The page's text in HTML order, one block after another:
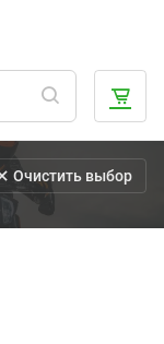
Очистить выбор